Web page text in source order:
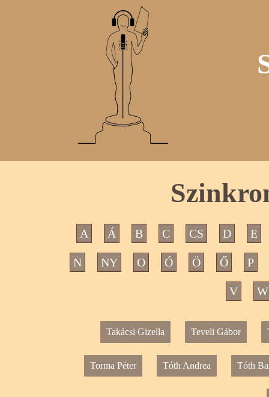
A Á B C CS D E
N NY O Ó Ö Ő P
V W
Takácsi Gizella Teveli Gábor
Torma Péter Tóth Andrea Tóth